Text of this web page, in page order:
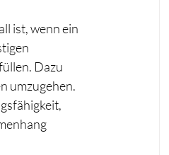
ist, wenn ein
Dazu
umzugehen.